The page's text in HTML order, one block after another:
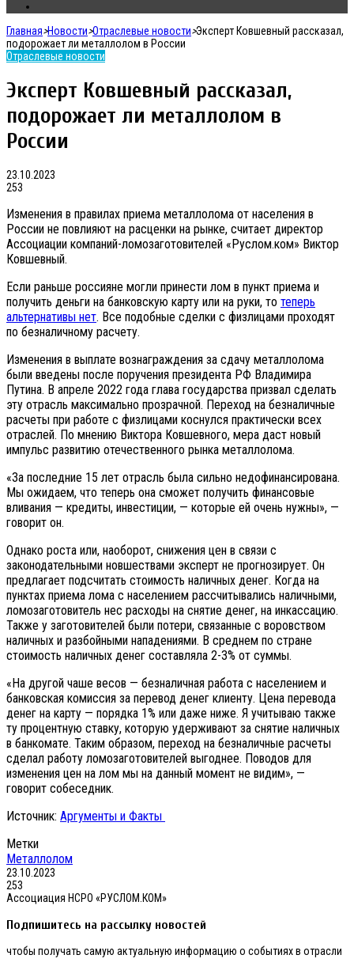
Главная>Новости>Отраслевые новости>Эксперт Ковшевный рассказал,
подорожает ли металлолом в России
Отраслевые новости
Эксперт Ковшевный рассказал,
подорожает ли металлолом в
России
23.10.2023
253
Изменения в правилах приема металлолома от населения в
России не повлияют на расценки на рынке, считает директор
Ассоциации компаний-ломозаготовителей «Руслом.ком» Виктор
Ковшевный.
Если раньше россияне могли принести лом в пункт приема и
получить деньги на банковскую карту или на руки, то теперь
альтернативы нет. Все подобные сделки с физлицами проходят
по безналичному расчету.
Изменения в выплате вознаграждения за сдачу металлолома
были введены после поручения президента РФ Владимира
Путина. В апреле 2022 года глава государства призвал сделать
эту отрасль максимально прозрачной. Переход на безналичные
расчеты при работе с физлицами коснулся практически всех
отраслей. По мнению Виктора Ковшевного, мера даст новый
импульс развитию отечественного рынка металлолома.
«За последние 15 лет отрасль была сильно недофинансирована.
Мы ожидаем, что теперь она сможет получить финансовые
вливания — кредиты, инвестиции, — которые ей очень нужны», —
говорит он.
Однако роста или, наоборот, снижения цен в связи с
законодательными новшествами эксперт не прогнозирует. Он
предлагает подсчитать стоимость наличных денег. Когда на
пунктах приема лома с населением рассчитывались наличными,
ломозаготовитель нес расходы на снятие денег, на инкассацию.
Также у заготовителей были потери, связанные с воровством
наличных и разбойными нападениями. В среднем по стране
стоимость наличных денег составляла 2-3% от суммы.
«На другой чаше весов — безналичная работа с населением и
банковская комиссия за перевод денег клиенту. Цена перевода
денег на карту — порядка 1% или даже ниже. Я учитываю также
ту процентную ставку, которую удерживают за снятие наличных
в банкомате. Таким образом, переход на безналичные расчеты
сделал работу ломозаготовителей выгоднее. Поводов для
изменения цен на лом мы на данный момент не видим», —
говорит собеседник.
Источник: Аргументы и Факты
Метки
Металлолом
23.10.2023
253
Ассоциация НСРО «РУСЛОМ.КОМ»
Подпишитесь на рассылку новостей
чтобы получать самую актуальную информацию о событиях в отрасли